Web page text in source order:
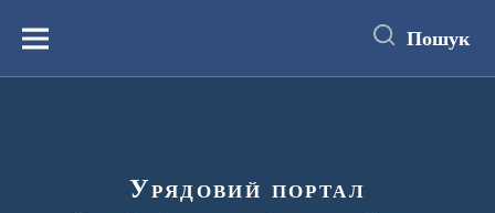
вмістуМеню Пошук
Урядовий портал